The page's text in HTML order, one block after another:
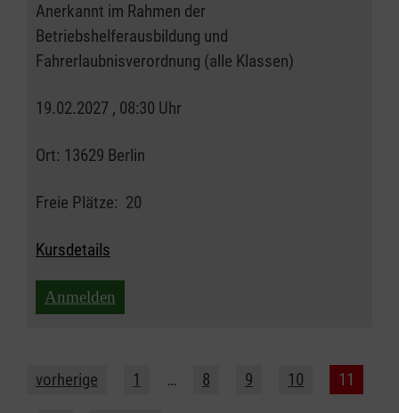
Anerkannt im Rahmen der
Betriebshelferausbildung und
Fahrerlaubnisverordnung (alle Klassen)
19.02.2027 , 08:30 Uhr
Ort: 13629 Berlin
Freie Plätze: 20
Kursdetails
Anmelden
vorherige 1 … 8 9 10 11